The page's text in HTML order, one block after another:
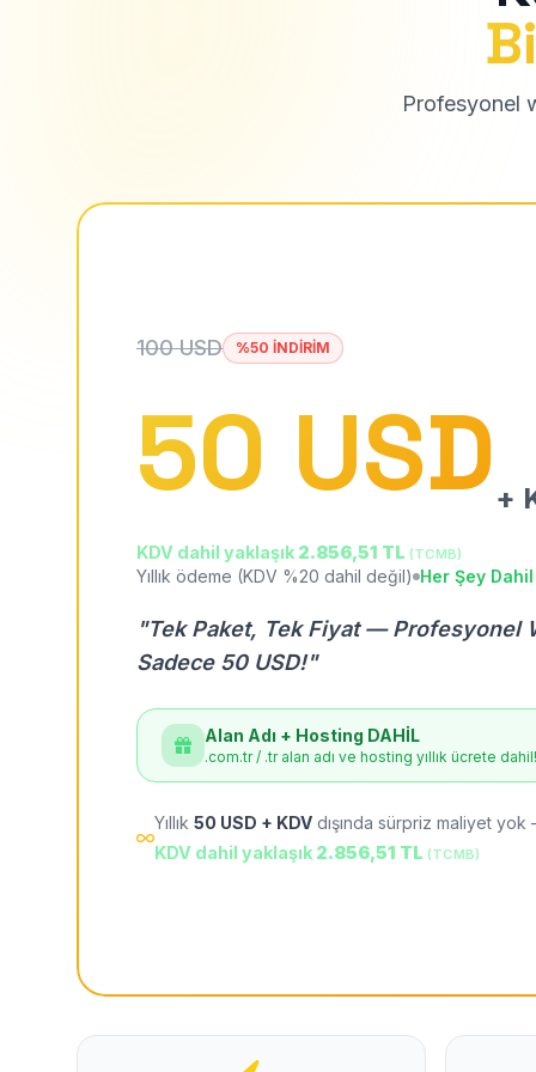
Profesyonel
100 USD %50 İNDİRİM
50 USD +
KDV dahil yaklaşık 2.856,51 TL (TCMB)
Yıllık ödeme (KDV %20 dahil değil) Her Şey Dahil
"Tek Paket, Tek Fiyat — Profesyonel
Sadece 50 USD!"
Alan Adı + Hosting DAHİL
.com.tr / .tr alan adı ve hosting yıllık ücrete dahil!
Yıllık 50 USD + KDV dışında sürpriz maliyet
KDV dahil yaklaşık 2.856,51 TL (TCMB)